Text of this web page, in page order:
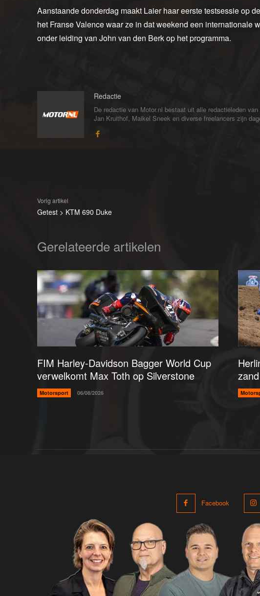
Aanstaande donderdag maakt Laier haar eerste testsessie op
het Franse Valence waar ze in dat weekend een internationale
onder leiding van John van den Berk op het programma.
Redactie
De redactie van Motor.nl bestaat uit alle redactieleden
Jan Kruithof, Maikel Sneek en diverse freelancers zijn
Vorig artikel
Getest > KTM 690 Duke
Gerelateerde artikelen
FIM Harley-Davidson Bagger World Cup
verwelkomt Max Toth op Silverstone
Motorsport 06/08/2026
Facebook